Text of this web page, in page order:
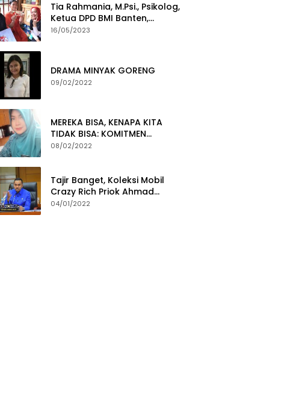
Tia Rahmania, M.Psi., Psikolog,
Ketua DPD BMI Banten,
membawa Program Layanan
16/05/2023
DRAMA MINYAK GORENG
09/02/2022
MEREKA BISA, KENAPA KITA
TIDAK BISA: KOMITMEN
PEMBERANTASAN KORUPSI
08/02/2022
Tajir Banget, Koleksi Mobil
Crazy Rich Priok Ahmad
Sahroni Bikin Ngiler
04/01/2022